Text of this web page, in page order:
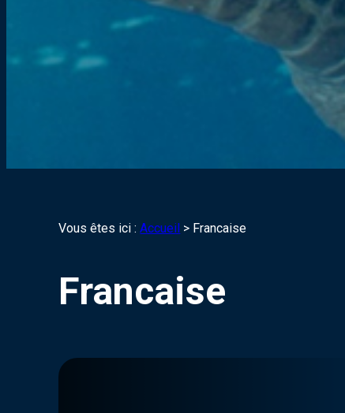
Vous êtes ici :Accueil > Francaise
Francaise